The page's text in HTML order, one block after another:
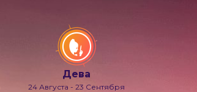
Дева
24 Августа - 23 Сентября